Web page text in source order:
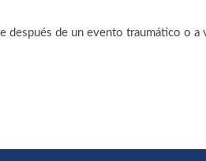
después de un evento traumático o a